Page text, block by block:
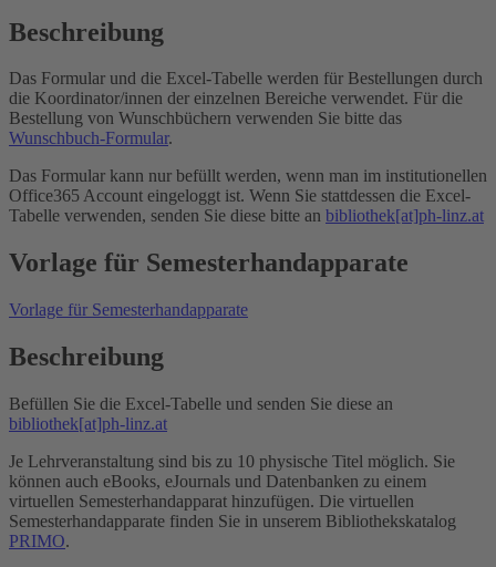
Beschreibung
Das Formular und die Excel-Tabelle werden für Bestellungen durch
die Koordinator/innen der einzelnen Bereiche verwendet. Für die
Bestellung von Wunschbüchern verwenden Sie bitte das
Wunschbuch-Formular.
Das Formular kann nur befüllt werden, wenn man im institutionellen
Office365 Account eingeloggt ist. Wenn Sie stattdessen die Excel-
Tabelle verwenden, senden Sie diese bitte an bibliothek[at]ph-linz.at
Vorlage für Semesterhandapparate
Vorlage für Semesterhandapparate
Beschreibung
Befüllen Sie die Excel-Tabelle und senden Sie diese an
bibliothek[at]ph-linz.at
Je Lehrveranstaltung sind bis zu 10 physische Titel möglich. Sie
können auch eBooks, eJournals und Datenbanken zu einem
virtuellen Semesterhandapparat hinzufügen. Die virtuellen
Semesterhandapparate finden Sie in unserem Bibliothekskatalog
PRIMO.